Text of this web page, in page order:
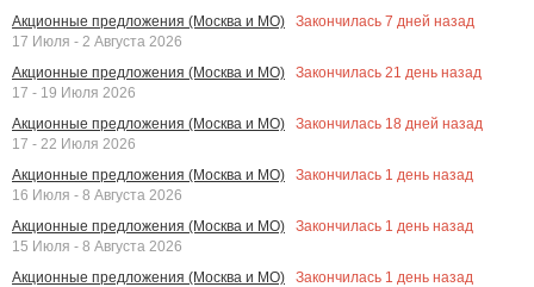
Акционные предложения (Москва и МО)
Закончилась 7 дней назад
17 Июля - 2 Августа 2026
Акционные предложения (Москва и МО)
Закончилась 21 день назад
17 - 19 Июля 2026
Акционные предложения (Москва и МО)
Закончилась 18 дней назад
17 - 22 Июля 2026
Акционные предложения (Москва и МО)
Закончилась 1 день назад
16 Июля - 8 Августа 2026
Акционные предложения (Москва и МО)
Закончилась 1 день назад
15 Июля - 8 Августа 2026
Акционные предложения (Москва и МО)
Закончилась 1 день назад